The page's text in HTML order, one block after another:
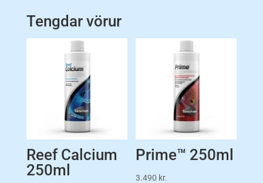
Tengdar vörur
Reef Calcium
250ml
Prime™ 250ml
3.490 kr.